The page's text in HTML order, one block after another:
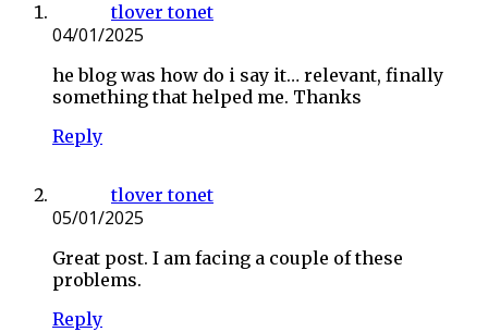
tlover tonet
04/01/2025
he blog was how do i say it… relevant, finally
something that helped me. Thanks
Reply
tlover tonet
05/01/2025
Great post. I am facing a couple of these
problems.
Reply